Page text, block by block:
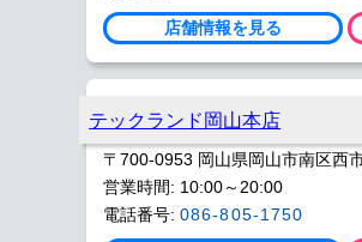
店舗情報を見る
テックランド岡山本店
〒700-0953 岡山県岡山市南区西
営業時間: 10:00～20:00
電話番号: 086-805-1750